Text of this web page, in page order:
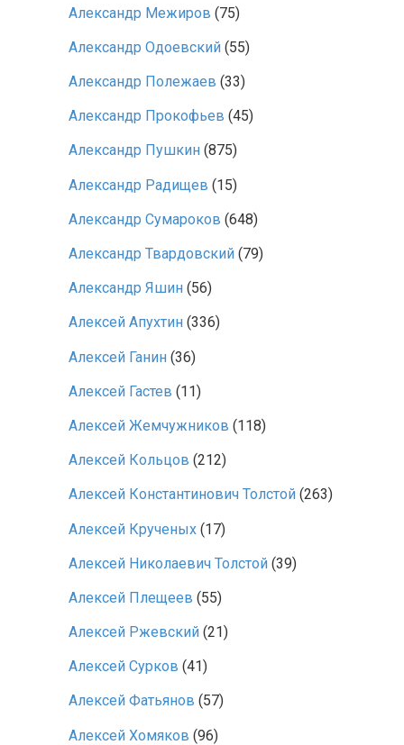
Александр Межиров (75)
Александр Одоевский (55)
Александр Полежаев (33)
Александр Прокофьев (45)
Александр Пушкин (875)
Александр Радищев (15)
Александр Сумароков (648)
Александр Твардовский (79)
Александр Яшин (56)
Алексей Апухтин (336)
Алексей Ганин (36)
Алексей Гастев (11)
Алексей Жемчужников (118)
Алексей Кольцов (212)
Алексей Константинович Толстой (263)
Алексей Крученых (17)
Алексей Николаевич Толстой (39)
Алексей Плещеев (55)
Алексей Ржевский (21)
Алексей Сурков (41)
Алексей Фатьянов (57)
Алексей Хомяков (96)